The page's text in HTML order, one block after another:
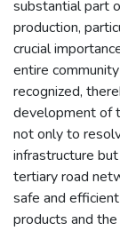
substantial part
production,
crucial
entire
recognized,
development of
not only to
infrastructure
tertiary road
safe and
products and